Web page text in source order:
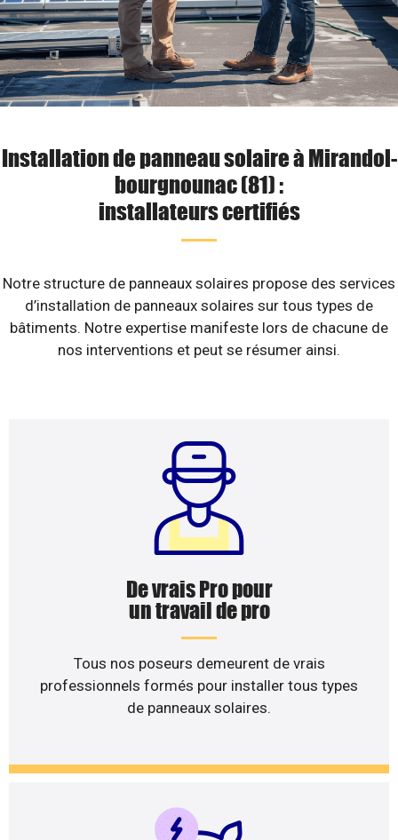
Installation de panneau solaire à Mirandol-
bourgnounac (81) :
installateurs certifiés
Notre structure de panneaux solaires propose des services
d’installation de panneaux solaires sur tous types de
bâtiments. Notre expertise manifeste lors de chacune de
nos interventions et peut se résumer ainsi.
De vrais Pro pour
un travail de pro
Tous nos poseurs demeurent de vrais
professionnels formés pour installer tous types
de panneaux solaires.